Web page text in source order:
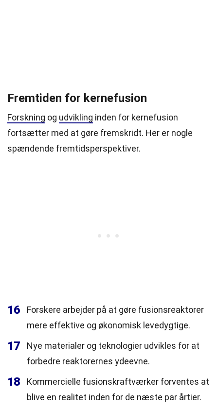
Fremtiden for kernefusion
Forskning og udvikling inden for kernefusion
fortsætter med at gøre fremskridt. Her er nogle
spændende fremtidsperspektiver.
16
Forskere arbejder på at gøre fusionsreaktorer
mere effektive og økonomisk levedygtige.
17
Nye materialer og teknologier udvikles for at
forbedre reaktorernes ydeevne.
18
Kommercielle fusionskraftværker forventes at
blive en realitet inden for de næste par årtier.